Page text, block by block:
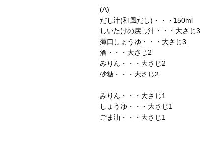
(A)
だし汁(和風だし)・・・150ml
しいたけの戻し汁・・・大さじ3
薄口しょうゆ・・・大さじ3
酒・・・大さじ2
みりん・・・大さじ2
砂糖・・・大さじ2
みりん・・・大さじ1
しょうゆ・・・大さじ1
ごま油・・・大さじ1